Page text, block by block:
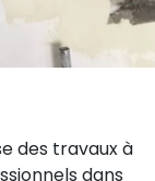
des travaux à
dans